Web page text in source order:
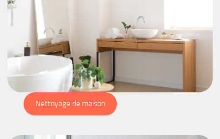
Nettoyage de maison